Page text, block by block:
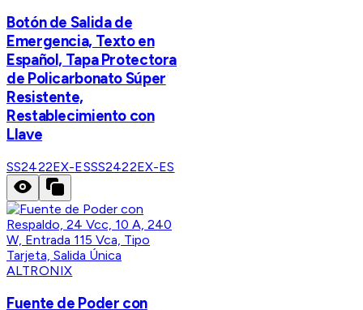
Botón de Salida de
Emergencia, Texto en
Español, Tapa Protectora
de Policarbonato Súper
Resistente,
Restablecimiento con
Llave
SS2422EX-ESSS2422EX-ES
ALTRONIX
Fuente de Poder con